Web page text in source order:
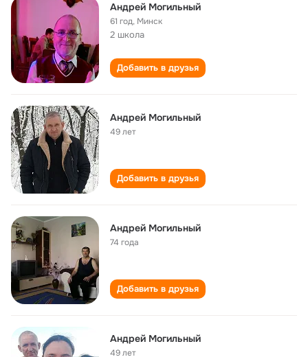
Андрей Могильный
61 год, Минск
2 школа
Добавить в друзья
Андрей Могильный
49 лет
Добавить в друзья
Андрей Могильный
74 года
Добавить в друзья
Андрей Могильный
49 лет